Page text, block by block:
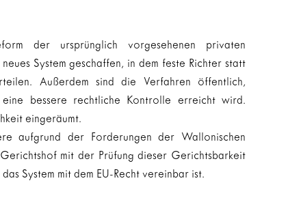
der ursprünglich vorgesehenen privaten
System geschaffen, in dem feste Richter statt
Außerdem sind die Verfahren öffentlich,
bessere rechtliche Kontrolle erreicht wird.
eingeräumt.
aufgrund der Forderungen der Wallonischen
mit der Prüfung dieser Gerichtsbarkeit
System mit dem EU-Recht vereinbar ist.